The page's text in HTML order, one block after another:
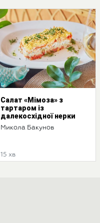
Салат «Мімоза» з
тартаром із
далекосхідної нерки
Микола Бакунов
15 хв